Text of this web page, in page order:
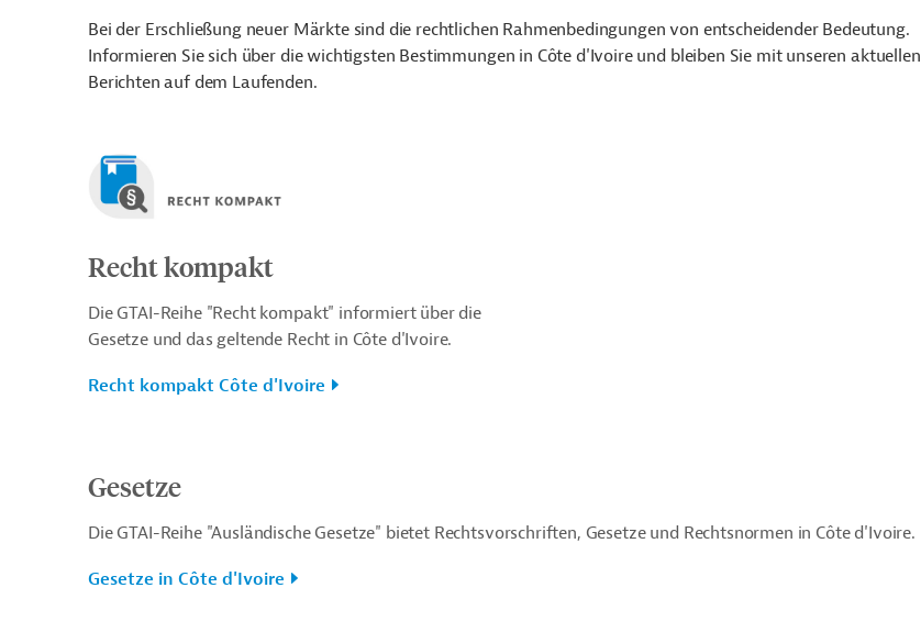
Bei der Erschließung neuer Märkte sind die rechtlichen Rahmenbedingungen von entscheidender Bedeutung.
Informieren Sie sich über die wichtigsten Bestimmungen in Côte d'Ivoire und bleiben Sie mit unseren aktuellen
Berichten auf dem Laufenden.
Recht kompakt
Die GTAI-Reihe "Recht kompakt" informiert über die
Gesetze und das geltende Recht in Côte d'Ivoire.
Recht kompakt Côte d'Ivoire
Gesetze
Die GTAI-Reihe "Ausländische Gesetze" bietet Rechtsvorschriften, Gesetze und Rechtsnormen in Côte d'Ivoire.
Gesetze in Côte d'Ivoire